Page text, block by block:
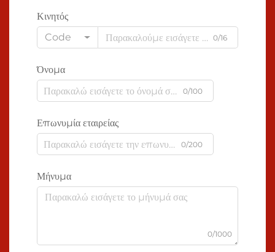
Κινητός
Code
0/16
Όνομα
0/100
Επωνυμία εταιρείας
0/200
Μήνυμα
0/1000